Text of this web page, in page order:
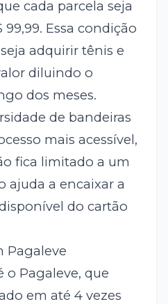
cada parcela seja
Essa condição
adquirir tênis e
diluindo o
dos meses.
de bandeiras
mais acessível,
fica limitado a um
ajuda a encaixar a
do cartão
Pagaleve
o Pagaleve, que
em até 4 vezes